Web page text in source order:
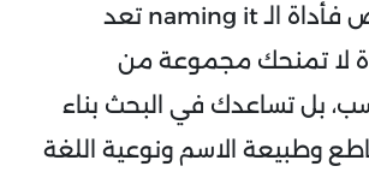
مشروعك الخاص فأداة الـ naming it تعد
لا تمنحك مجموعة من
بل تساعدك في البحث بناء
وطبيعة الاسم ونوعية اللغة